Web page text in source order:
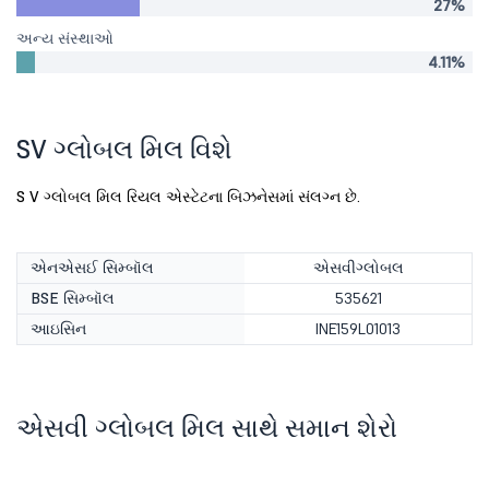
27%
અન્ય સંસ્થાઓ
4.11%
SV ગ્લોબલ મિલ વિશે
S V ગ્લોબલ મિલ રિયલ એસ્ટેટના બિઝનેસમાં સંલગ્ન છે.
એનએસઈ સિમ્બૉલ
એસવીગ્લોબલ
BSE સિમ્બૉલ
535621
આઇસિન
INE159L01013
એસવી ગ્લોબલ મિલ સાથે સમાન શેરો